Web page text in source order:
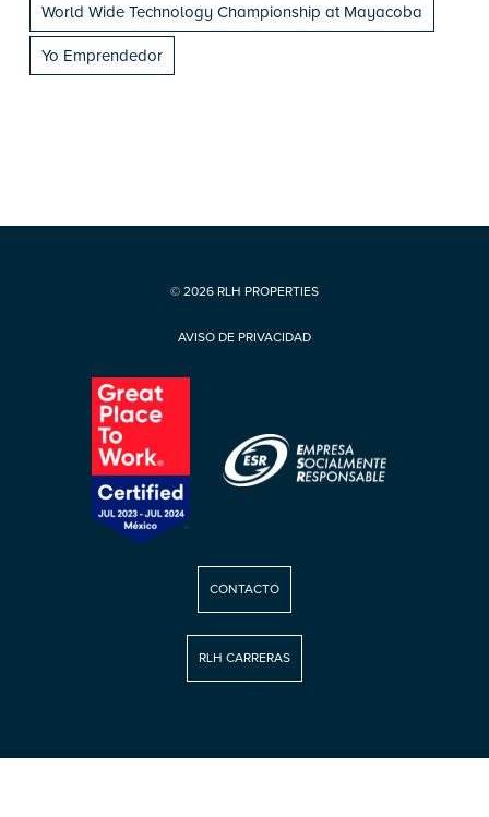
World Wide Technology Championship at Mayacoba
Yo Emprendedor
© 2026 RLH PROPERTIES
AVISO DE PRIVACIDAD
CONTACTO
RLH CARRERAS